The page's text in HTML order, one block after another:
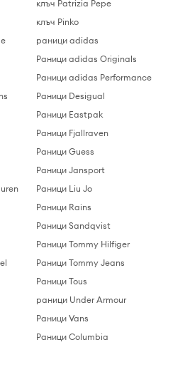
клъч Patrizia Pepe
клъч Pinko
раници adidas
Раници adidas Originals
Раници adidas Performance
Раници Desigual
Раници Eastpak
Раници Fjallraven
Раници Guess
Раници Jansport
Раници Liu Jo
Раници Rains
Раници Sandqvist
Раници Tommy Hilfiger
Раници Tommy Jeans
Раници Tous
раници Under Armour
Раници Vans
Раници Columbia